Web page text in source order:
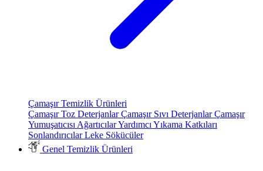
Çamaşır Temizlik Ürünleri
Çamaşır Toz DeterjanlarÇamaşır Sıvı DeterjanlarÇamaşır
Yumuşatıcısı AğartıcılarYardımcı Yıkama Katkıları
SonlandırıcılarLeke Sökücüler
Genel Temizlik Ürünleri